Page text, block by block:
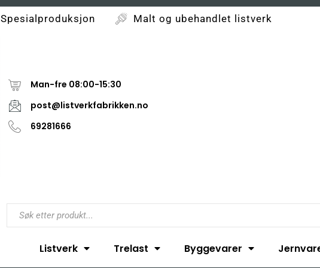
Spesialproduksjon Malt og ubehandlet listverk
Man-fre 08:00-15:30
post@listverkfabrikken.no
69281666
Listverk Trelast Byggevarer